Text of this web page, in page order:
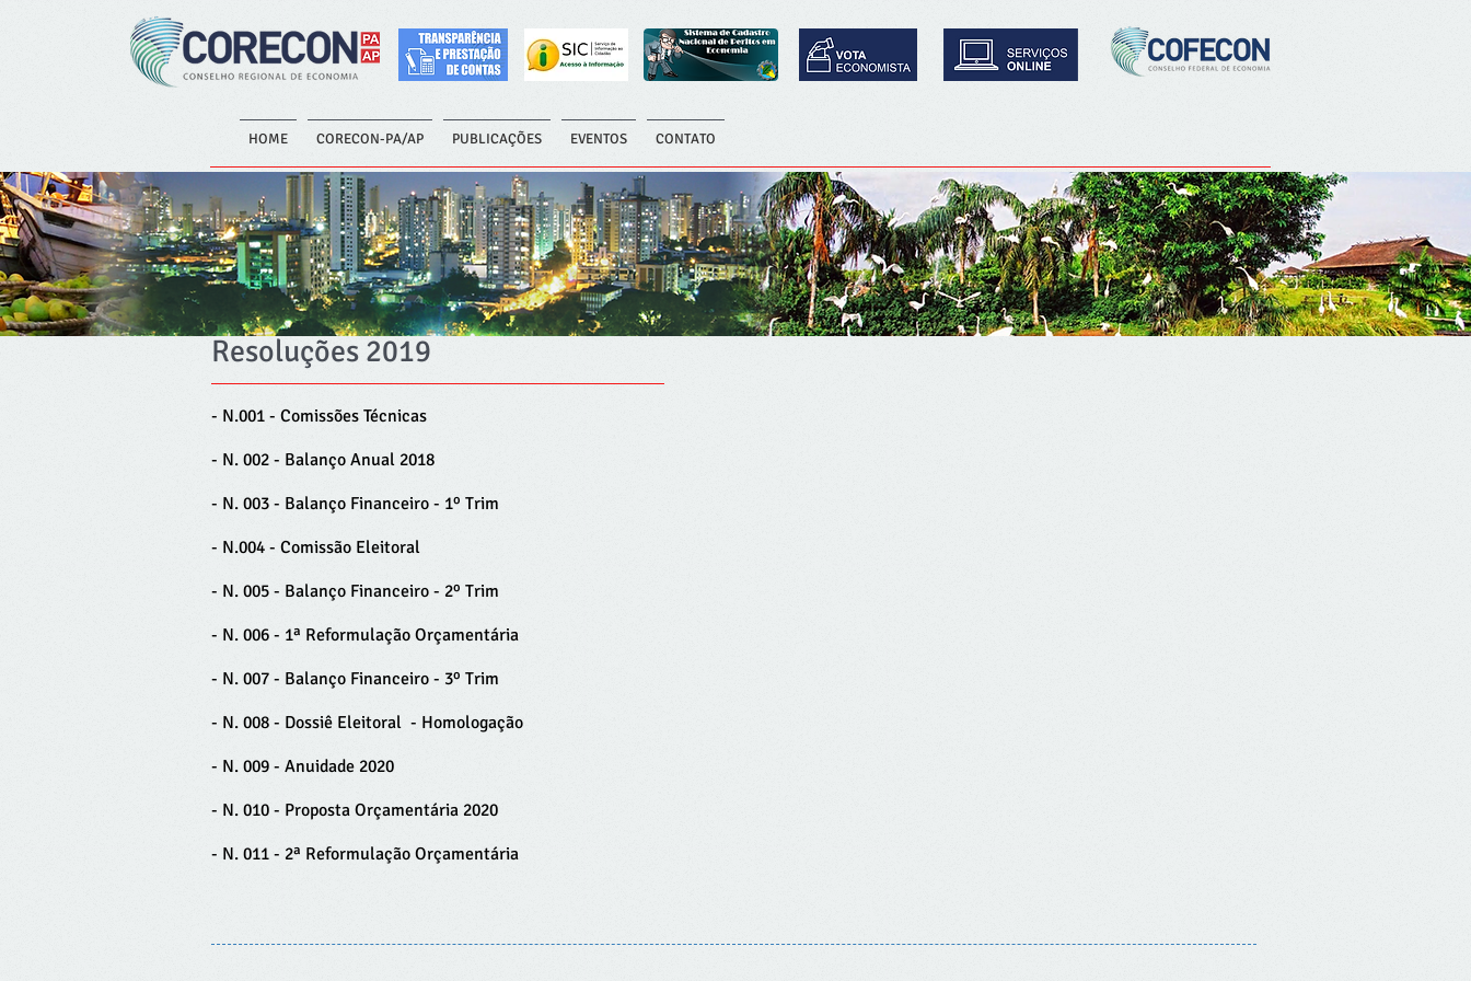
HOME CORECON-PA/AP PUBLICAÇÕES EVENTOS CONTATO
Resoluções 2019
- N.001 - Comissões Técnicas
- N. 002 - Balanço Anual 2018
- N. 003 - Balanço Financeiro - 1º Trim
- N.004 - Comissão Eleitoral
- N. 005 - Balanço Financeiro - 2º Trim
- N. 006 - 1ª Reformulação Orçamentária
- N. 007 - Balanço Financeiro - 3º Trim
- N. 008 - Dossiê Eleitoral - Homologação
- N. 009 - Anuidade 2020
- N. 010 - Proposta Orçamentária 2020
- N. 011 - 2ª Reformulação Orçamentária